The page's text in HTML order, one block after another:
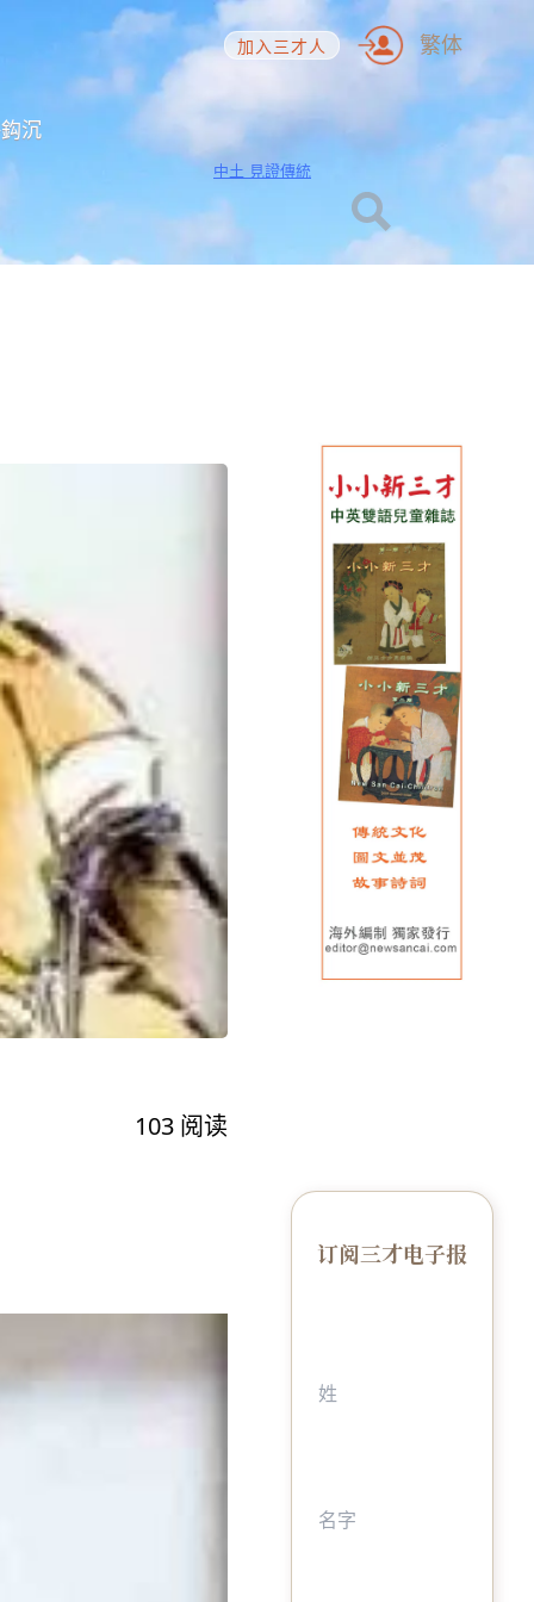
沉
加入三才人 繁体
中土 見證傳統
103 阅读
订阅三才电子报